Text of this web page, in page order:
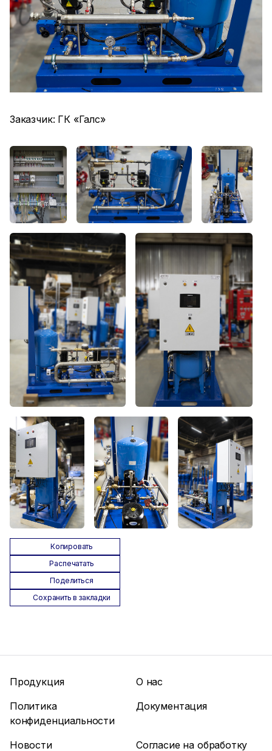
Заказчик: ГК «Галс»
Копировать
Распечатать
Поделиться
Сохранить в закладки
Продукция
О нас
Политика
конфиденциальности
Документация
Новости Согласие на обработку